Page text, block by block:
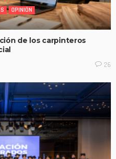
OPINIÓN
de los carpinteros
26